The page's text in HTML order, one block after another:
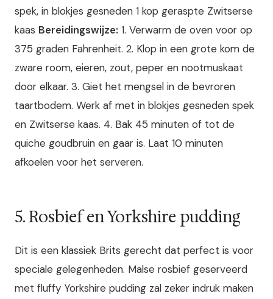
spek, in blokjes gesneden 1 kop geraspte Zwitserse
kaas Bereidingswijze: 1. Verwarm de oven voor op
375 graden Fahrenheit. 2. Klop in een grote kom de
zware room, eieren, zout, peper en nootmuskaat
door elkaar. 3. Giet het mengsel in de bevroren
taartbodem. Werk af met in blokjes gesneden spek
en Zwitserse kaas. 4. Bak 45 minuten of tot de
quiche goudbruin en gaar is. Laat 10 minuten
afkoelen voor het serveren.
5. Rosbief en Yorkshire pudding
Dit is een klassiek Brits gerecht dat perfect is voor
speciale gelegenheden. Malse rosbief geserveerd
met fluffy Yorkshire pudding zal zeker indruk maken